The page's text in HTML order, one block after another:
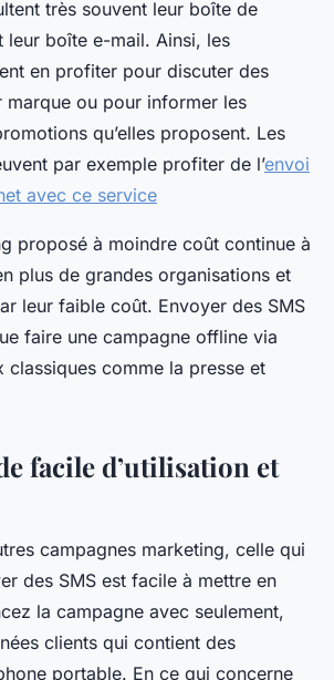
très souvent leur boîte de
leur boîte e-mail. Ainsi, les
en profiter pour discuter des
marque ou pour informer les
qu’elles proposent. Les
par exemple profiter de l’envoi
avec ce service
proposé à moindre coût continue à
plus de grandes organisations et
leur faible coût. Envoyer des SMS
faire une campagne offline via
classiques comme la presse et
facile d’utilisation et
campagnes marketing, celle qui
des SMS est facile à mettre en
la campagne avec seulement,
clients qui contient des
portable. En ce qui concerne